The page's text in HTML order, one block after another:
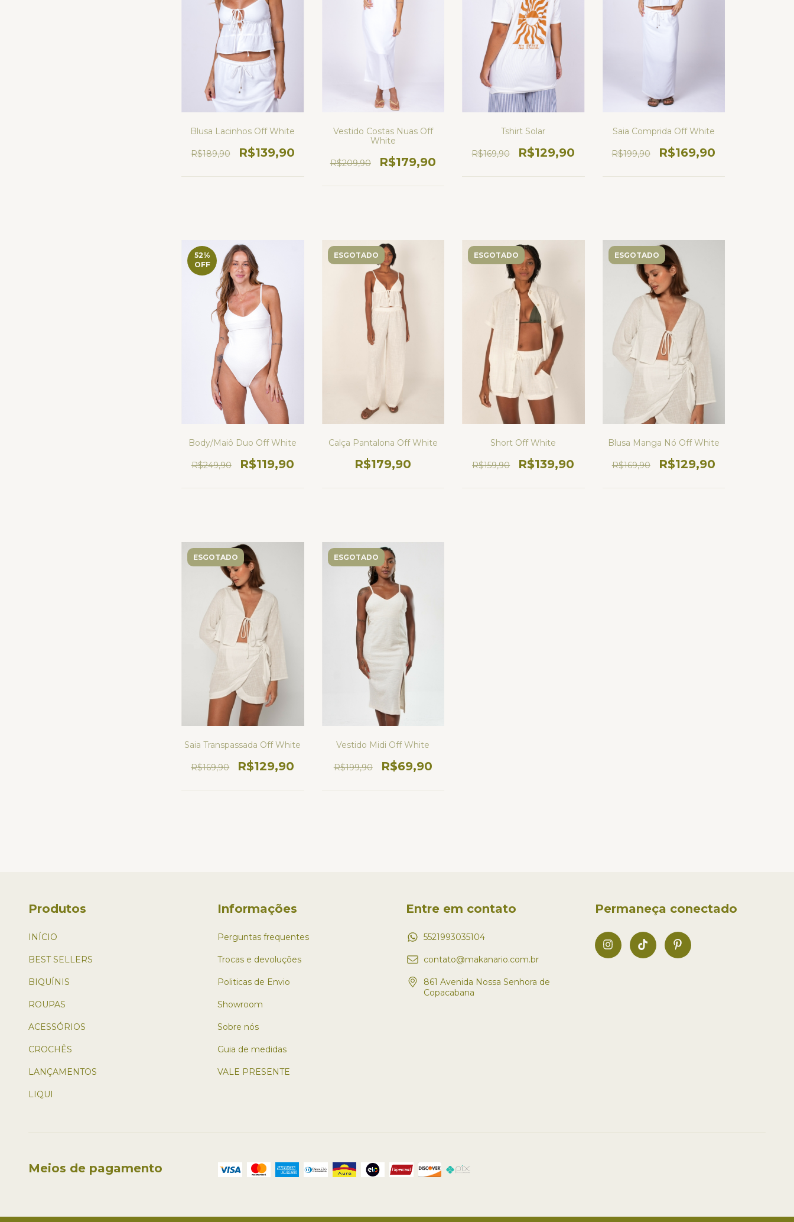
Blusa Lacinhos Off White
R$189,90 R$139,90
Vestido Costas Nuas Off
White
R$209,90 R$179,90
Tshirt Solar
R$169,90 R$129,90
Saia Comprida Off White
R$199,90 R$169,90
52%
OFF
Body/Maiô Duo Off White
R$249,90 R$119,90
ESGOTADO
Calça Pantalona Off White
R$179,90
ESGOTADO
Short Off White
R$159,90 R$139,90
ESGOTADO
Blusa Manga Nó Off White
R$169,90 R$129,90
ESGOTADO
Saia Transpassada Off White
R$169,90 R$129,90
ESGOTADO
Vestido Midi Off White
R$199,90 R$69,90
Produtos
INÍCIO
BEST SELLERS
BIQUÍNIS
ROUPAS
ACESSÓRIOS
CROCHÊS
LANÇAMENTOS
LIQUI
Informações
Perguntas frequentes
Trocas e devoluções
Politicas de Envio
Showroom
Sobre nós
Guia de medidas
VALE PRESENTE
Entre em contato
5521993035104
contato@makanario.com.br
861 Avenida Nossa Senhora de
Copacabana
Permaneça conectado
Meios de pagamento